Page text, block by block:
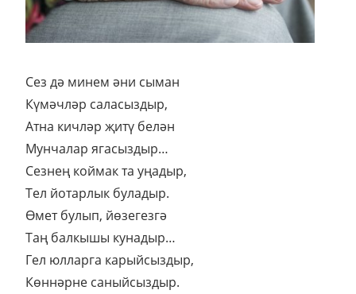
Сез дә минем әни сыман
Күмәчләр саласыздыр,
Атна кичләр җитү белән
Мунчалар ягасыздыр…
Сезнең коймак та уңадыр,
Тел йотарлык буладыр.
Өмет булып, йөзегезгә
Таң балкышы кунадыр…
Гел юлларга карыйсыздыр,
Көннәрне саныйсыздыр.